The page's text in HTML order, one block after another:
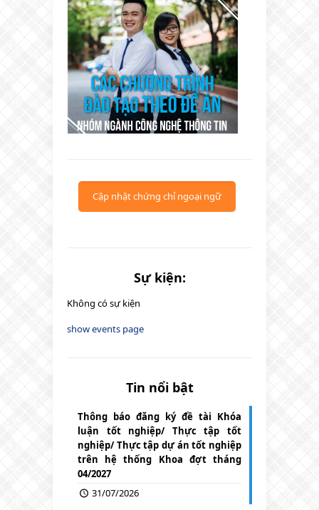
Cập nhật chứng chỉ ngoại ngữ
Sự kiện:
Không có sự kiện
show events page
Tin nổi bật
Thông báo đăng ký đề tài Khóa
luận tốt nghiệp/ Thực tập tốt
nghiệp/ Thực tập dự án tốt nghiệp
trên hệ thống Khoa đợt tháng
04/2027
31/07/2026